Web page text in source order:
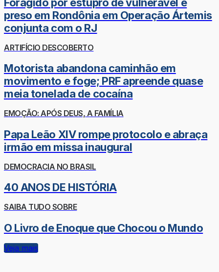
preso em Rondônia em Operação Ártemis
conjunta com o RJ
ARTIFÍCIO DESCOBERTO
Motorista abandona caminhão em
movimento e foge; PRF apreende quase
meia tonelada de cocaína
EMOÇÃO: APÓS DEUS, A FAMÍLIA
Papa Leão XIV rompe protocolo e abraça
irmão em missa inaugural
DEMOCRACIA NO BRASIL
40 ANOS DE HISTÓRIA
SAIBA TUDO SOBRE
O Livro de Enoque que Chocou o Mundo
Veja mais